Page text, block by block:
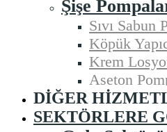
Şişe
Sıvı Sabun
Köpük
Krem
Aseton
DIĞER
SEKTÖRLERE